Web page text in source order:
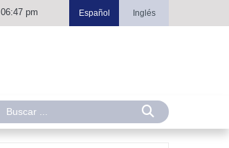
06:47 pm Español Inglés